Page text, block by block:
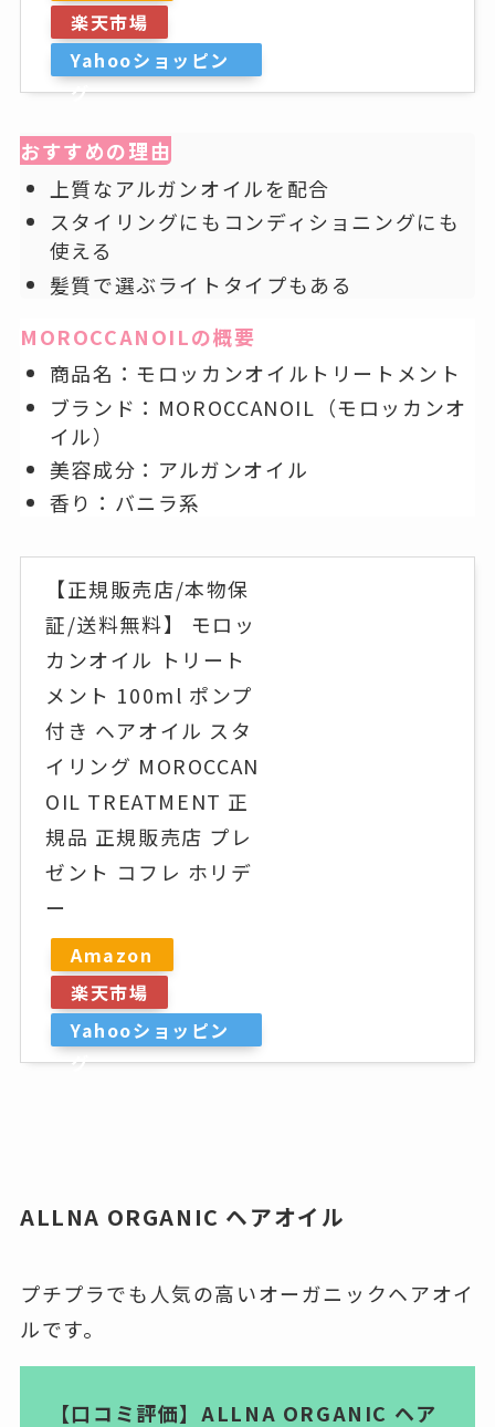
楽天市場
Yahooショッピン
グ
おすすめの理由
上質なアルガンオイルを配合
スタイリングにもコンディショニングにも
使える
髪質で選ぶライトタイプもある
MOROCCANOILの概要
商品名：モロッカンオイルトリートメント
ブランド：MOROCCANOIL（モロッカンオ
イル）
美容成分：アルガンオイル
香り：バニラ系
【正規販売店/本物保
証/送料無料】 モロッ
カンオイル トリート
メント 100ml ポンプ
付き ヘアオイル スタ
イリング MOROCCAN
OIL TREATMENT 正
規品 正規販売店 プレ
ゼント コフレ ホリデ
ー
Amazon
楽天市場
Yahooショッピン
グ
ALLNA ORGANIC ヘアオイル
プチプラでも人気の高いオーガニックヘアオイ
ルです。
【口コミ評価】ALLNA ORGANIC ヘア